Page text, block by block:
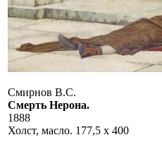
Смирнов В.С.
Смерть Нерона.
1888
Холст, масло. 177,5 х 400